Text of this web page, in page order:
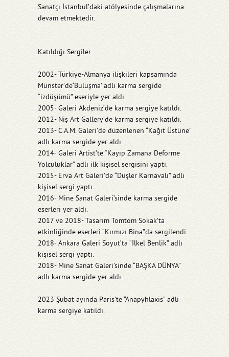
Sanatçı İstanbul’daki atölyesinde çalışmalarına
devam etmektedir.
Katıldığı Sergiler
2002- Türkiye-Almanya ilişkileri kapsamında
Münster’de‘Buluşma’ adlı karma sergide
“izdüşümü” eseriyle yer aldı.
2005- Galeri Akdeniz’de karma sergiye katıldı.
2012- Niş Art Gallery’de karma sergiye katıldı.
2013- C.A.M. Galeri’de düzenlenen “Kağıt Üstüne”
adlı karma sergide yer aldı.
2014- Galeri Artist’te “Kayıp Zamana Deforme
Yolculuklar” adlı ilk kişisel sergisini yaptı.
2015- Erva Art Galeri’de “Düşler Karnavalı” adlı
kişisel sergi yaptı.
2016- Mine Sanat Galeri’sinde karma sergide
eserleri yer aldı.
2017 ve 2018- Tasarım Tomtom Sokak’ta
etkinliğinde eserleri “Kırmızı Bina”da sergilendi.
2018- Ankara Galeri Soyut’ta “İlkel Benlik” adlı
kişisel sergi yaptı.
2018- Mine Sanat Galeri’sinde “BAŞKA DÜNYA”
adlı karma sergide yer aldı.
2023 Şubat ayında Paris’te “Anapyhlaxis” adlı
karma sergiye katıldı.